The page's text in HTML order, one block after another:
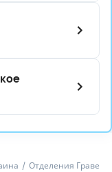
Отделения Граве